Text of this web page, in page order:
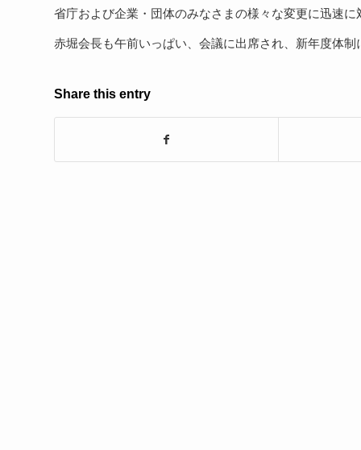
省庁および企業・団体のみなさまの様々な変更に迅速
赤堀会長も午前いっぱい、会議に出席され、新年度体制
Share this entry